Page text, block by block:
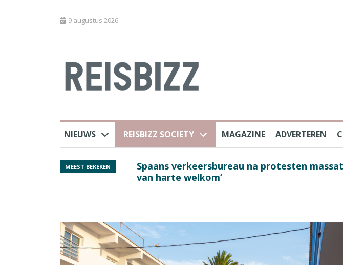
9 augustus 2026
NIEUWS REISBIZZ SOCIETY MAGAZINE ADVERTEREN
MEEST BEKEKEN
Spaans verkeersbureau na protesten
van harte welkom’